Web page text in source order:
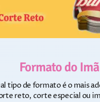
Formato do Imã
tipo de formato é o mais
reto, corte especial ou